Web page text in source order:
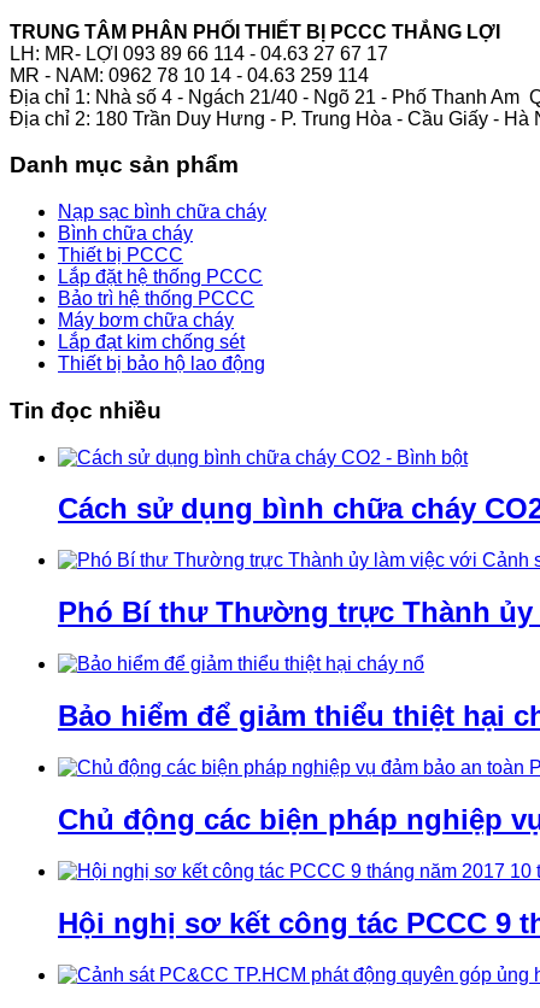
TRUNG TÂM PHÂN PHỐI THIẾT BỊ PCCC THẮNG LỢI
LH: MR- LỢI 093 89 66 114 - 04.63 27 67 17
MR - NAM: 0962 78 10 14 - 04.63 259 114
Địa chỉ 1: Nhà số 4 - Ngách 21/40 - Ngõ 21 - Phố Thanh Am
Địa chỉ 2: 180 Trần Duy Hưng - P. Trung Hòa - Cầu Giấy - Hà
Danh mục sản phẩm
Nạp sạc bình chữa cháy
Bình chữa cháy
Thiết bị PCCC
Lắp đặt hệ thống PCCC
Bảo trì hệ thống PCCC
Máy bơm chữa cháy
Lắp đạt kim chống sét
Thiết bị bảo hộ lao động
Tin đọc nhiều
Cách sử dụng bình chữa cháy
Phó Bí thư Thường trực Thành ủy
Bảo hiểm để giảm thiểu thiệt hại
Chủ động các biện pháp nghiệp
Hội nghị sơ kết công tác PCCC 9